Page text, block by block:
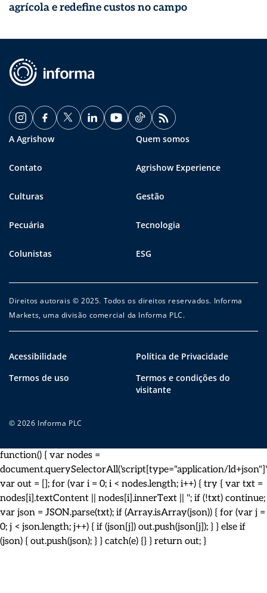
agrícola e redefine custos no campo
A Agrishow Quem somos
Contato Agrishow Experience
Culturas Gestão
Pecuária Tecnologia
Colunistas ESG
Direitos autorais © 2025. Todos os direitos reservados. Informa
Markets, uma divisão comercial da Informa PLC.
Acessibilidade
Política de Privacidade
Termos de uso
Termos e condições do
visitante
© 2026 Informa PLC
function() { var nodes =
document.querySelectorAll('script[type="application/
var out = []; for (var i = 0; i < nodes.length; i++) { try { var txt =
nodes[i].textContent || nodes[i].innerText || ''; if (!txt) continue;
var json = JSON.parse(txt); if (Array.isArray(json)) { for (var j =
0; j < json.length; j++) { if (json[j]) out.push(json[j]); } } else if
(json) { out.push(json); } } catch(e) {} } return out; }